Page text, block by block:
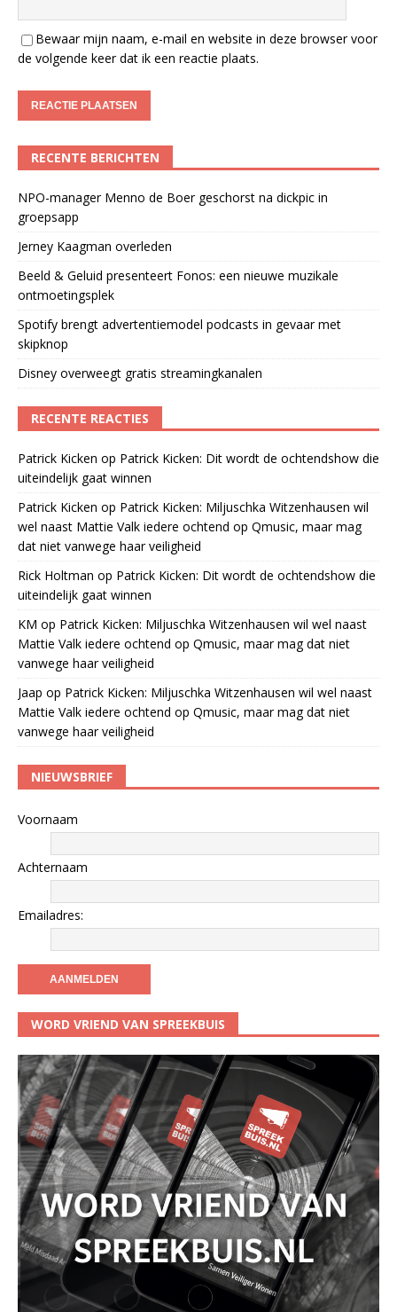
Bewaar mijn naam, e-mail en website in deze browser voor
de volgende keer dat ik een reactie plaats.
RECENTE BERICHTEN
NPO-manager Menno de Boer geschorst na dickpic in
groepsapp
Jerney Kaagman overleden
Beeld & Geluid presenteert Fonos: een nieuwe muzikale
ontmoetingsplek
Spotify brengt advertentiemodel podcasts in gevaar met
skipknop
Disney overweegt gratis streamingkanalen
RECENTE REACTIES
Patrick Kicken op Patrick Kicken: Dit wordt de ochtendshow die
uiteindelijk gaat winnen
Patrick Kicken op Patrick Kicken: Miljuschka Witzenhausen wil
wel naast Mattie Valk iedere ochtend op Qmusic, maar mag
dat niet vanwege haar veiligheid
Rick Holtman op Patrick Kicken: Dit wordt de ochtendshow die
uiteindelijk gaat winnen
KM op Patrick Kicken: Miljuschka Witzenhausen wil wel naast
Mattie Valk iedere ochtend op Qmusic, maar mag dat niet
vanwege haar veiligheid
Jaap op Patrick Kicken: Miljuschka Witzenhausen wil wel naast
Mattie Valk iedere ochtend op Qmusic, maar mag dat niet
vanwege haar veiligheid
NIEUWSBRIEF
Voornaam
Achternaam
Emailadres:
WORD VRIEND VAN SPREEKBUIS